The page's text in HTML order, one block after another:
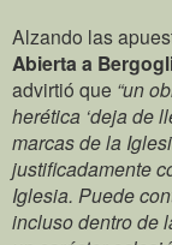
Alzando las
Abierta a
advirtió que “un
herética ‘deja de
marcas de la
justificadamente
Iglesia. Puede
incluso dentro de